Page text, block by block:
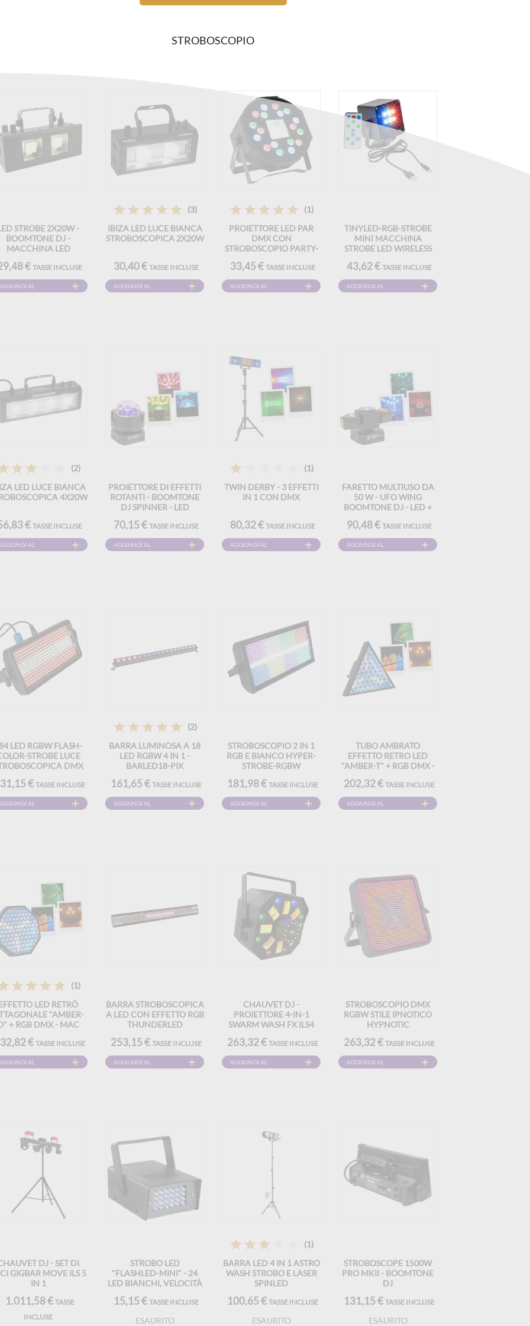
STROBOSCOPIO
STROBE 2X20W -
BOOMTONE DJ -
MACCHINA LED
€TASSE INCLUSE
AL
(3)
IBIZA LED LUCE BIANCA
STROBOSCOPICA 2X20W
30,40 €TASSE INCLUSE
AGGIUNGI AL
(1)
PROIETTORE LED PAR
DMX CON
STROBOSCOPIO PARTY-
33,45 €TASSE INCLUSE
AGGIUNGI AL
TINYLED-RGB-STROBE
MINI MACCHINA
STROBE LED WIRELESS
43,62 €TASSE INCLUSE
AGGIUNGI AL
(2)
LED LUCE BIANCA
4X20W
€TASSE INCLUSE
AL
PROIETTORE DI EFFETTI
ROTANTI - BOOMTONE
DJ SPINNER - LED
E CONTROLLO DMX
70,15 €TASSE INCLUSE
AGGIUNGI AL
(1)
TWIN DERBY - 3 EFFETTI
IN 1 CON DMX
80,32 €TASSE INCLUSE
AGGIUNGI AL
FARETTO MULTIUSO DA
50 W - UFO WING
BOOMTONE DJ - LED +
CONTROLLABILE VIA
DMX
90,48 €TASSE INCLUSE
AGGIUNGI AL
LED RGBW FLASH-
STROBE LUCE
DMX
€TASSE INCLUSE
AL
(2)
BARRA LUMINOSA A 18
LED RGBW 4 IN 1 -
BARLED18-PIX
161,65 €TASSE INCLUSE
AGGIUNGI AL
STROBOSCOPIO 2 IN 1
RGB E BIANCO HYPER-
STROBE-RGBW
181,98 €TASSE INCLUSE
AGGIUNGI AL
TUBO AMBRATO
EFFETTO RETRO LED
"AMBER-T" + RGB DMX -
202,32 €TASSE INCLUSE
AGGIUNGI AL
(1)
LED RETRÒ
"AMBER-
+ RGB DMX - MAC
€TASSE INCLUSE
AL
BARRA STROBOSCOPICA
A LED CON EFFETTO RGB
THUNDERLED
253,15 €TASSE INCLUSE
AGGIUNGI AL
CHAUVET DJ -
PROIETTORE 4-IN-1
SWARM WASH FX ILS4
263,32 €TASSE INCLUSE
AGGIUNGI AL
STROBOSCOPIO DMX
RGBW STILE IPNOTICO
HYPNOTIC
263,32 €TASSE INCLUSE
AGGIUNGI AL
DJ - SET DI
GIGBAR MOVE ILS 5
IN 1
1.011,58 € TASSE
INCLUSE
STROBO LED
"FLASHLED-MINI" - 24
LED BIANCHI, VELOCITÀ
15,15 €TASSE INCLUSE
ESAURITO
(1)
BARRA LED 4 IN 1 ASTRO
WASH STROBO E LASER
SPINLED
100,65 €TASSE INCLUSE
ESAURITO
STROBOSCOPE 1500W
PRO MKII - BOOMTONE
DJ
131,15 €TASSE INCLUSE
ESAURITO